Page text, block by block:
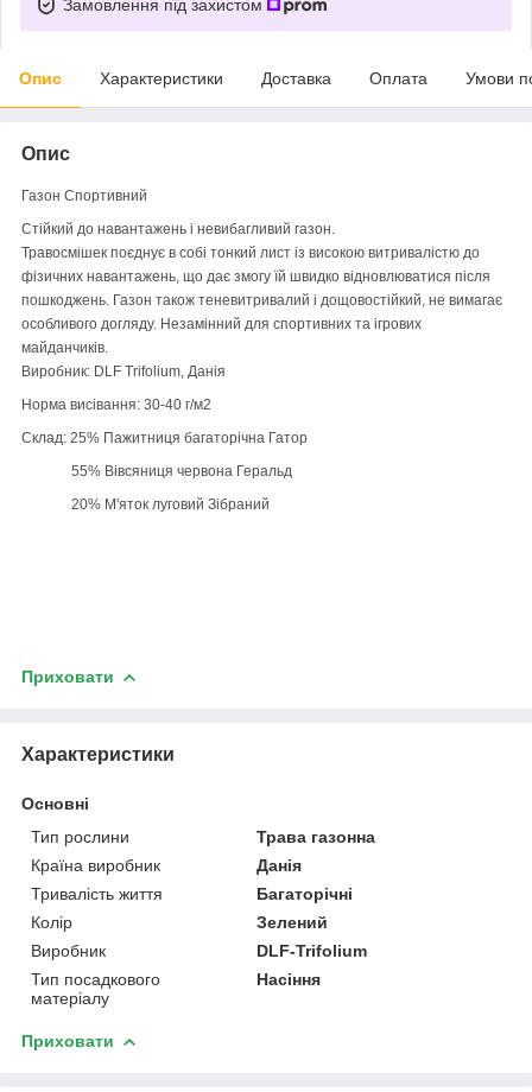
Замовлення під захистом
Опис Характеристики Доставка Оплата Умови
Опис
Газон Спортивний
Стійкий до навантажень і невибагливий газон.
Травосмішек поєднує в собі тонкий лист із високою витривалістю до
фізичних навантажень, що дає змогу їй швидко відновлюватися після
пошкоджень. Газон також теневитривалий і дощовостійкий, не вимагає
особливого догляду. Незамінний для спортивних та ігрових
майданчиків.
Виробник: DLF Trifolium, Данія
Норма висівання: 30-40 г/м2
Склад: 25% Пажитниця багаторічна Гатор
55% Вівсяниця червона Геральд
20% М'яток луговий Зібраний
Приховати
Характеристики
Основні
Тип рослини
Трава газонна
Країна виробник
Данія
Тривалість життя
Багаторічні
Колір
Зелений
Виробник
DLF-Trifolium
Тип посадкового
матеріалу
Насіння
Приховати